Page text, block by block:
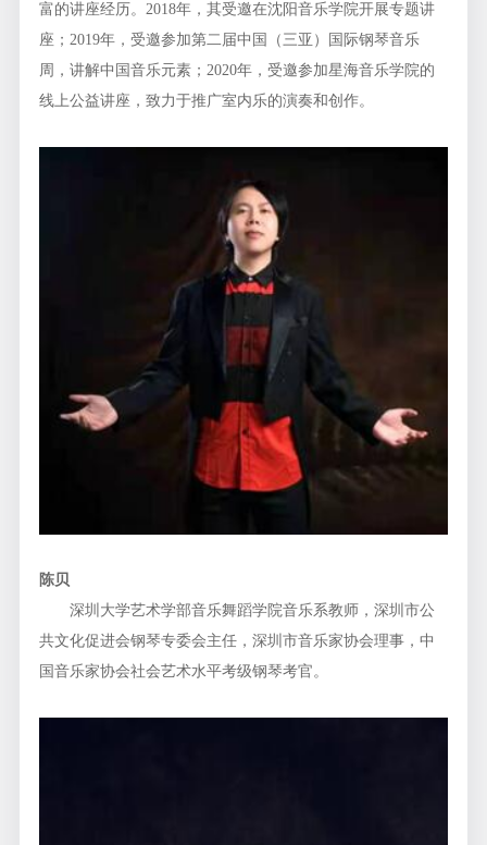
富的讲座经历。2018年，其受邀在沈阳音乐学院开展专题讲
座；2019年，受邀参加第二届中国（三亚）国际钢琴音乐
周，讲解中国音乐元素；2020年，受邀参加星海音乐学院的
线上公益讲座，致力于推广室内乐的演奏和创作。
陈贝
深圳大学艺术学部音乐舞蹈学院音乐系教师，深圳市公
共文化促进会钢琴专委会主任，深圳市音乐家协会理事，中
国音乐家协会社会艺术水平考级钢琴考官。